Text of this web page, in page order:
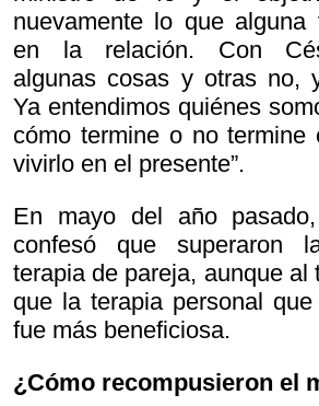
nuevamente lo que alguna
en la relación. Con
algunas cosas y otras no,
Ya entendimos quiénes
cómo termine o no termine
vivirlo en el presente”.
En mayo del año
confesó que superaron
terapia de pareja, aunque al
que la terapia personal
fue más beneficiosa.
¿Cómo recompusieron el